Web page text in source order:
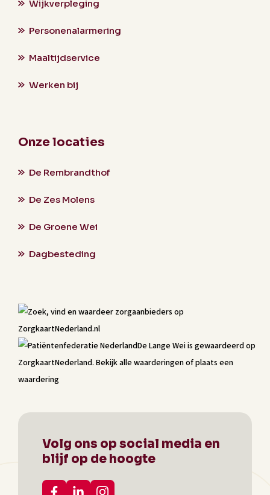
Wijkverpleging
Personenalarmering
Maaltijdservice
Werken bij
Onze locaties
De Rembrandthof
De Zes Molens
De Groene Wei
Dagbesteding
De Lange Weiis gewaardeerd op
ZorgkaartNederland. Bekijk alle waarderingenofplaats een
waardering
Volg ons op social media en
blijf op de hoogte